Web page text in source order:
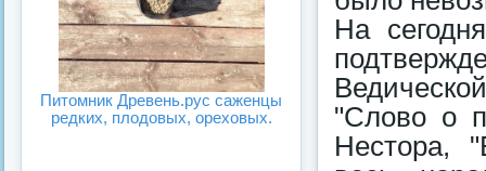
На
"Слово о
Нестора,
Питомник Древень.рус саженцы
редких, плодовых, ореховых.